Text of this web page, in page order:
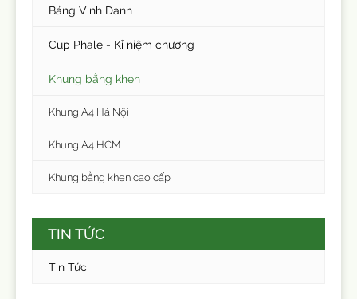
Bảng Vinh Danh
Cup Phale - Kỉ niệm chương
Khung bằng khen
Khung A4 Hà Nội
Khung A4 HCM
Khung bằng khen cao cấp
TIN TỨC
Tin Tức